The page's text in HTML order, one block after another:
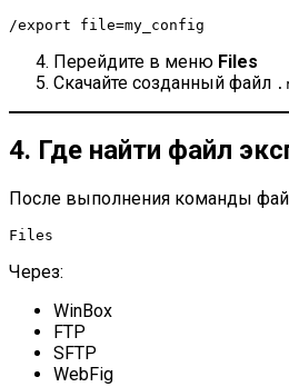
/export file=my_config
Перейдите в меню Files
Скачайте созданный файл
4. Где найти файл
После выполнения команды
Files
Через:
WinBox
FTP
SFTP
WebFig